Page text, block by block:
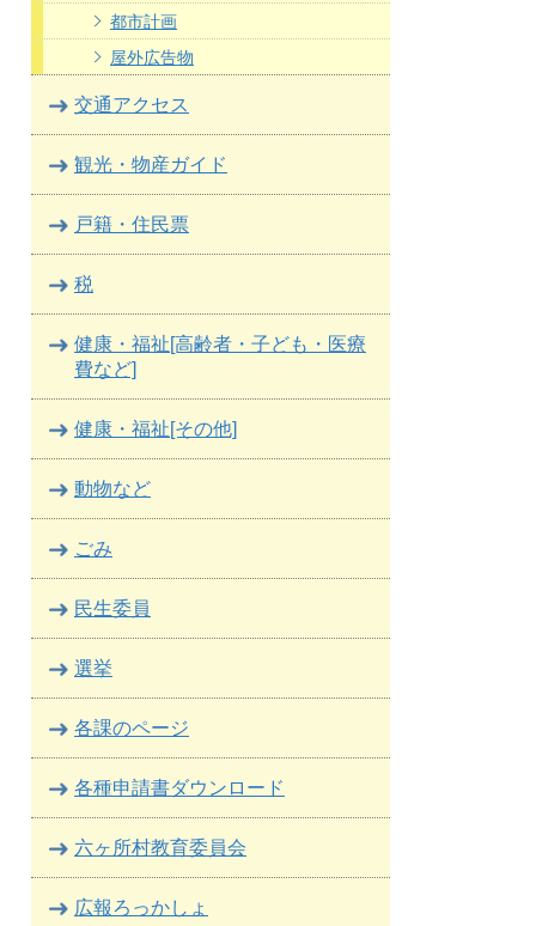
都市計画
屋外広告物
交通アクセス
観光・物産ガイド
戸籍・住民票
税
健康・福祉[高齢者・子ども・医療
費など]
健康・福祉[その他]
動物など
ごみ
民生委員
選挙
各課のページ
各種申請書ダウンロード
六ヶ所村教育委員会
広報ろっかしょ